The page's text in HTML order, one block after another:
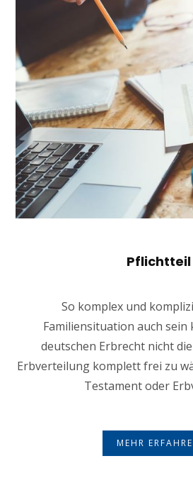
Pflichtteil
So komplex und
Familiensituation auch sein
deutschen Erbrecht nicht
Erbverteilung komplett frei zu
Testament oder
MEHR